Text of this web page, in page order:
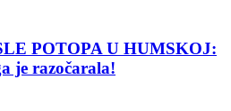
POTOPA U HUMSKOJ:
je razočarala!